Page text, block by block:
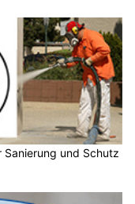
Sanierung und Schutz